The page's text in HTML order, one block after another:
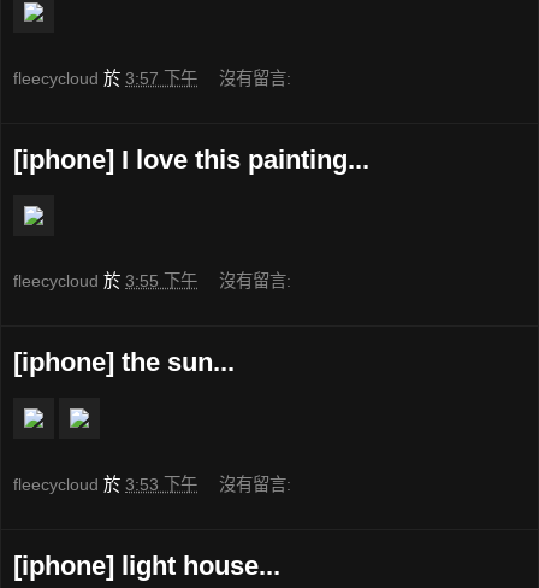
fleecycloud 於 3:57 下午 沒有留言:
[iphone] I love this painting...
fleecycloud 於 3:55 下午 沒有留言:
[iphone] the sun...
fleecycloud 於 3:53 下午 沒有留言:
[iphone] light house...